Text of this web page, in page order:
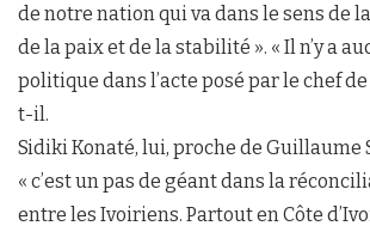
de notre nation qui va dans le sens de
de la paix et de la stabilité ». « Il n’y a
politique dans l’acte posé par le chef de
t-il.
Sidiki Konaté, lui, proche de Guillaume
« c’est un pas de géant dans la
entre les Ivoiriens. Partout en Côte